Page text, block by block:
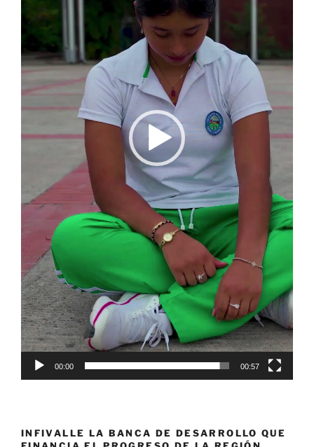
00:00 00:57
INFIVALLE LA BANCA DE DESARROLLO QUE